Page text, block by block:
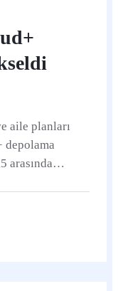
aile planları
depolama
arasında